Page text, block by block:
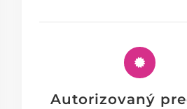

Autorizovaný